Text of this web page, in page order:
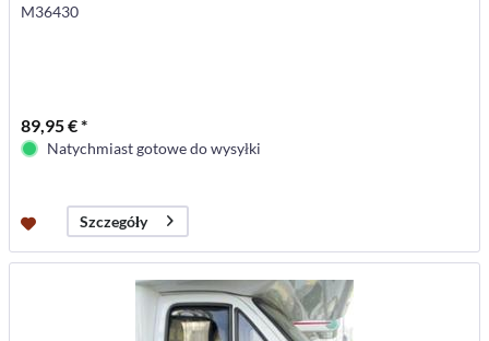
M36430
89,95 € *
Natychmiast gotowe do wysyłki
Szczegóły